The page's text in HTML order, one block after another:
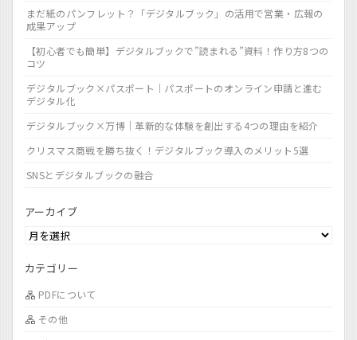
まだ紙のパンフレット？「デジタルブック」の活用で営業・広報の
成果アップ
【初心者でも簡単】デジタルブックで”読まれる”資料！作り方8つの
コツ
デジタルブック×パスポート｜パスポートのオンライン申請と進む
デジタル化
デジタルブック×万博｜革新的な体験を創出する4つの理由を紹介
クリスマス商戦を勝ち抜く！デジタルブック導入のメリット5選
SNSとデジタルブックの融合
アーカイブ
カテゴリー
PDFについて
その他